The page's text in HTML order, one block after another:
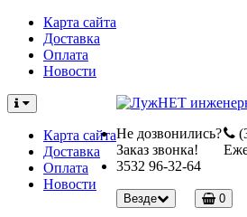
Карта сайта
Доставка
Оплата
Новости
Карта сайта
Доставка
Оплата
Новости
Не дозвонились?
Заказ звонка!
3532 96-32-64
0
Везде